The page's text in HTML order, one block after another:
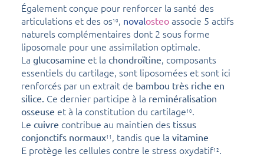
Également conçue pour renforcer la santé des
articulations et des os10, novalosteo associe 5 actifs
naturels complémentaires dont 2 sous forme
liposomale pour une assimilation optimale.
La glucosamine et la chondroïtine, composants
essentiels du cartilage, sont liposomées et sont ici
renforcés par un extrait de bambou très riche en
silice. Ce dernier participe à la reminéralisation
osseuse et à la constitution du cartilage10.
Le cuivre contribue au maintien des tissus
conjonctifs normaux11 , tandis que la vitamine
E protège les cellules contre le stress oxydatif12.